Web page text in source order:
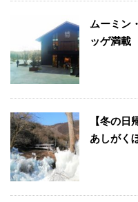
ムーミン
ッゲ満載
【冬の
あしがく